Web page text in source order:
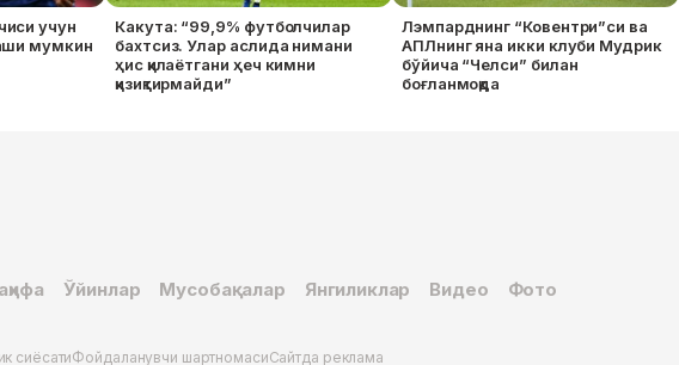
учун
мумкин
Какута: “99,9% футболчилар
бахтсиз. Улар аслида нимани
ҳис қилаётгани ҳеч кимни
қизиқтирмайди”
Лэмпарднинг “Ковентри”си ва
АПЛнинг яна икки клуби Мудрик
бўйича “Челси” билан
боғланмоқда
Ўйинлар Мусобақалар Янгиликлар Видео Фото
сиёсатиФойдаланувчи шартномасиСайтда реклама